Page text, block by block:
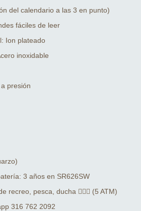
del calendario a las 3 en punto)
fáciles de leer
Ion plateado
inoxidable
presión
3 años en SR626SW
recreo, pesca, ducha 🏊🏻‍♂️ (5 ATM)
316 762 2092